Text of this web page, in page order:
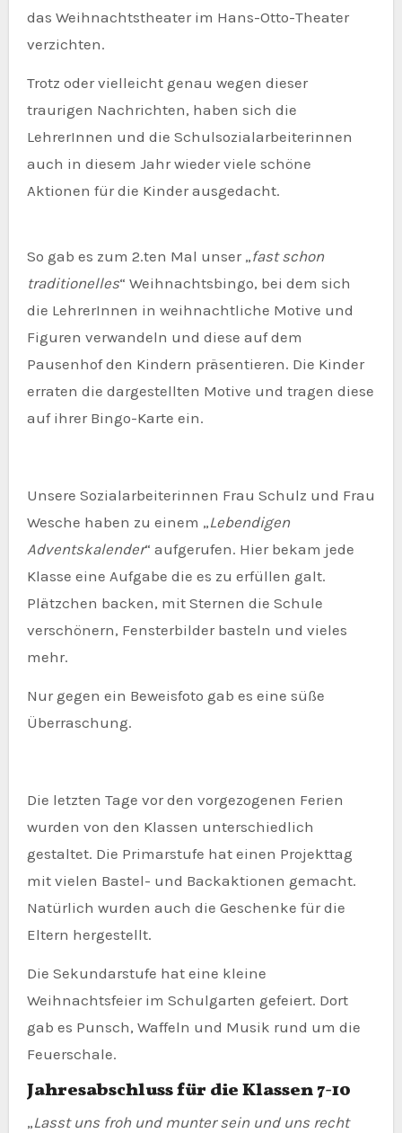
das Weihnachtstheater im Hans-Otto-Theater
verzichten.
Trotz oder vielleicht genau wegen dieser
traurigen Nachrichten, haben sich die
LehrerInnen und die Schulsozialarbeiterinnen
auch in diesem Jahr wieder viele schöne
Aktionen für die Kinder ausgedacht.
So gab es zum 2.ten Mal unser „fast schon
traditionelles“ Weihnachtsbingo, bei dem sich
die LehrerInnen in weihnachtliche Motive und
Figuren verwandeln und diese auf dem
Pausenhof den Kindern präsentieren. Die Kinder
erraten die dargestellten Motive und tragen diese
auf ihrer Bingo-Karte ein.
Unsere Sozialarbeiterinnen Frau Schulz und Frau
Wesche haben zu einem „Lebendigen
Adventskalender“ aufgerufen. Hier bekam jede
Klasse eine Aufgabe die es zu erfüllen galt.
Plätzchen backen, mit Sternen die Schule
verschönern, Fensterbilder basteln und vieles
mehr.
Nur gegen ein Beweisfoto gab es eine süße
Überraschung.
Die letzten Tage vor den vorgezogenen Ferien
wurden von den Klassen unterschiedlich
gestaltet. Die Primarstufe hat einen Projekttag
mit vielen Bastel- und Backaktionen gemacht.
Natürlich wurden auch die Geschenke für die
Eltern hergestellt.
Die Sekundarstufe hat eine kleine
Weihnachtsfeier im Schulgarten gefeiert. Dort
gab es Punsch, Waffeln und Musik rund um die
Feuerschale.
Jahresabschluss für die Klassen 7-10
„Lasst uns froh und munter sein und uns recht